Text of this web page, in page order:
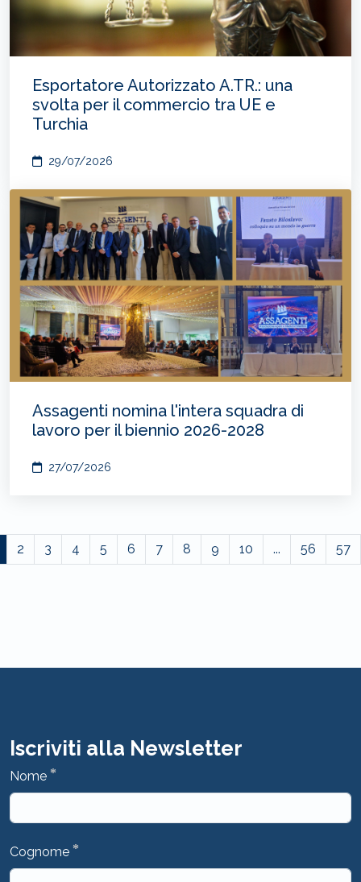
Esportatore Autorizzato A.TR.: una
svolta per il commercio tra UE e
Turchia
29/07/2026
Assagenti nomina l'intera squadra di
lavoro per il biennio 2026-2028
27/07/2026
2 3 4 5 6 7 8 9 10 ... 56 57
Iscriviti alla Newsletter
Nome *
Cognome *